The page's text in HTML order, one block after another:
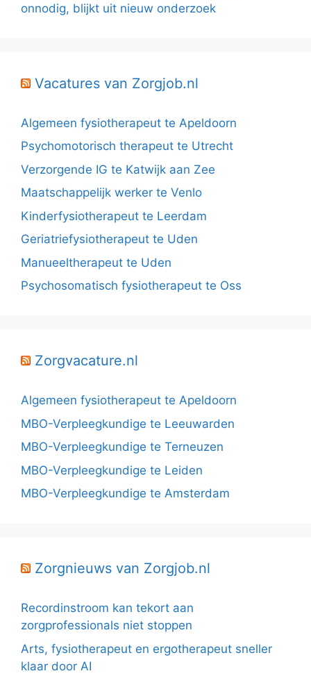
onnodig, blijkt uit nieuw onderzoek
Vacatures van Zorgjob.nl
Algemeen fysiotherapeut te Apeldoorn
Psychomotorisch therapeut te Utrecht
Verzorgende IG te Katwijk aan Zee
Maatschappelijk werker te Venlo
Kinderfysiotherapeut te Leerdam
Geriatriefysiotherapeut te Uden
Manueeltherapeut te Uden
Psychosomatisch fysiotherapeut te Oss
Zorgvacature.nl
Algemeen fysiotherapeut te Apeldoorn
MBO-Verpleegkundige te Leeuwarden
MBO-Verpleegkundige te Terneuzen
MBO-Verpleegkundige te Leiden
MBO-Verpleegkundige te Amsterdam
Zorgnieuws van Zorgjob.nl
Recordinstroom kan tekort aan
zorgprofessionals niet stoppen
Arts, fysiotherapeut en ergotherapeut sneller
klaar door AI